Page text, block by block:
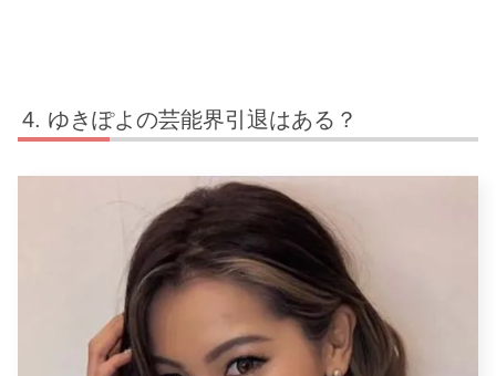
ゆきぽよの芸能界引退はある？